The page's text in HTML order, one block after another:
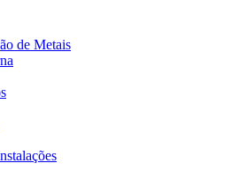
de Metais